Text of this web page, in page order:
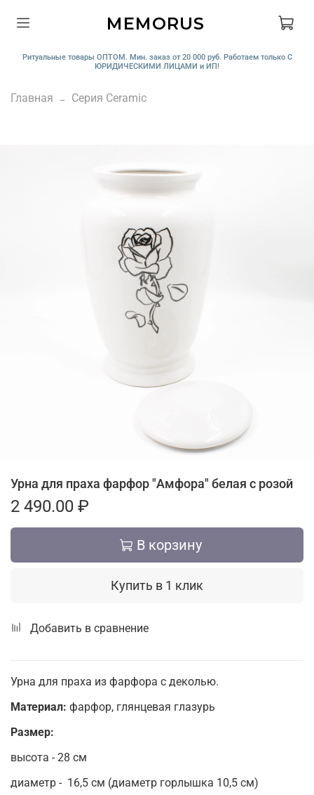
MEMORUS
Ритуальные товары ОПТОМ. Мин. заказ от 20 000 руб. Работаем только С
ЮРИДИЧЕСКИМИ ЛИЦАМИ и ИП!
Главная Серия Ceramic
Урна для праха фарфор "Амфора" белая с розой
2 490.00 ₽
В корзину
Купить в 1 клик
Добавить в сравнение
Урна для праха из фарфора с деколью.
Материал: фарфор, глянцевая глазурь
Размер:
высота - 28 см
диаметр - 16,5 см (диаметр горлышка 10,5 см)